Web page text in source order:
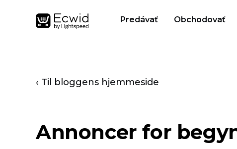
Predávať Obchodovať
‹ Til bloggens hjemmeside
Annoncer for